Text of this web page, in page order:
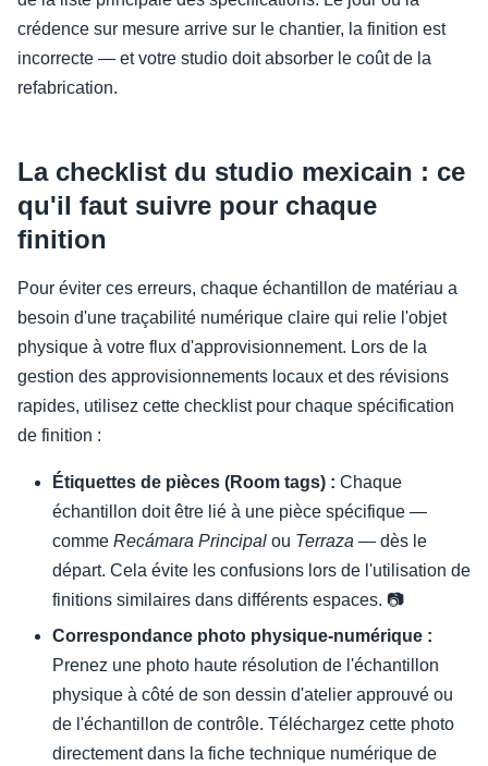
crédence sur mesure arrive sur le chantier, la finition est
incorrecte — et votre studio doit absorber le coût de la
refabrication.
La checklist du studio mexicain : ce
qu'il faut suivre pour chaque
finition
Pour éviter ces erreurs, chaque échantillon de matériau a
besoin d'une traçabilité numérique claire qui relie l'objet
physique à votre flux d'approvisionnement. Lors de la
gestion des approvisionnements locaux et des révisions
rapides, utilisez cette checklist pour chaque spécification
de finition :
Étiquettes de pièces (Room tags) : Chaque
échantillon doit être lié à une pièce spécifique —
comme Recámara Principal ou Terraza — dès le
départ. Cela évite les confusions lors de l'utilisation de
finitions similaires dans différents espaces. 📷
Correspondance photo physique-numérique :
Prenez une photo haute résolution de l'échantillon
physique à côté de son dessin d'atelier approuvé ou
de l'échantillon de contrôle. Téléchargez cette photo
directement dans la fiche technique numérique de